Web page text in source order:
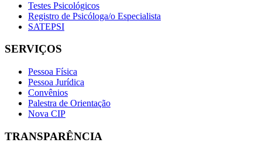
Testes Psicológicos
Registro de Psicóloga/o Especialista
SATEPSI
SERVIÇOS
Pessoa Física
Pessoa Jurídica
Convênios
Palestra de Orientação
Nova CIP
TRANSPARÊNCIA